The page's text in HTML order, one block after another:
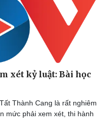
xét kỷ luật: Bài học
Thành Cang là rất nghiêm
mức phải xem xét, thi hành